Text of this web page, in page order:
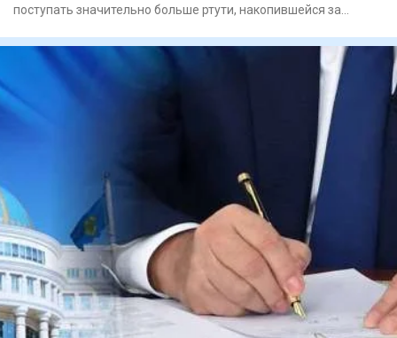
поступать значительно больше ртути, накопившейся за